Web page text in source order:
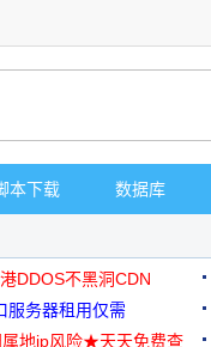
本下载 数据库
DDOS不黑洞CDN
服务器租用仅需
地ip风险★天天免费查